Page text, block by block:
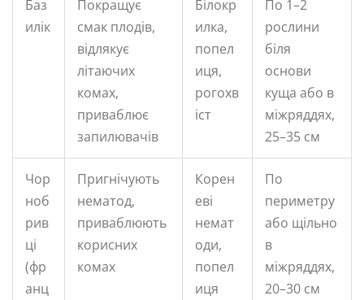
Баз
илік
Покращує
смак плодів,
відлякує
літаючих
комах,
приваблює
запилювачів
Білокр
илка,
попел
иця,
рогохв
іст
По 1–2
рослини
біля
основи
куща або в
міжряддях,
25–35 см
Чор
ноб
рив
ці
(фр
анц
Пригнічують
нематод,
приваблюють
корисних
комах
Корен
еві
немат
оди,
попел
иця
По
периметру
або щільно
в
міжряддях,
20–30 см